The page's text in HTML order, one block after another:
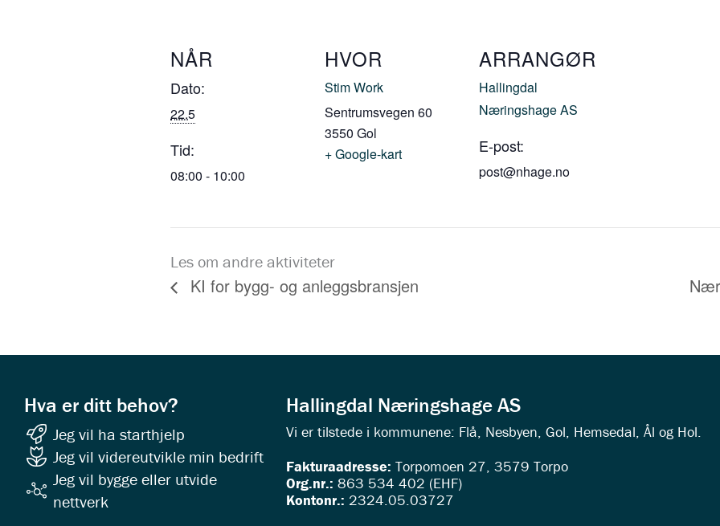
NÅR
Dato:
22.5
Tid:
08:00 - 10:00
HVOR
Stim Work
Sentrumsvegen 60
3550 Gol
+ Google-kart
ARRANGØR
Hallingdal
Næringshage AS
E-post:
post@nhage.no
Les om andre aktiviteter
KI for bygg- og anleggsbransjen
Hva er ditt behov?
Jeg vil ha starthjelp
Jeg vil videreutvikle min bedrift
Jeg vil bygge eller utvide
nettverk
Hallingdal Næringshage AS
Vi er tilstede i kommunene: Flå, Nesbyen, Gol, Hemsedal, Ål og Hol.
Fakturaadresse: Torpomoen 27, 3579 Torpo
Org.nr.: 863 534 402 (EHF)
Kontonr.: 2324.05.03727